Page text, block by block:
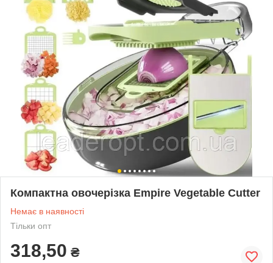
Компактна овочерізка Еmpire Vegetable Cutter
Немає в наявності
Тільки опт
318,50 ₴